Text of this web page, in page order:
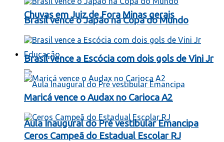
Chuvas em Juiz de Fora Minas gerais
Educação
Aula Inaugural do Pré vestibular Emancipa
Brasil vence o Japão na Copa do Mundo
Brasil vence a Escócia com dois gols de Vini Jr
Maricá vence o Audax no Carioca A2
Ceros Campeã do Estadual Escolar RJ